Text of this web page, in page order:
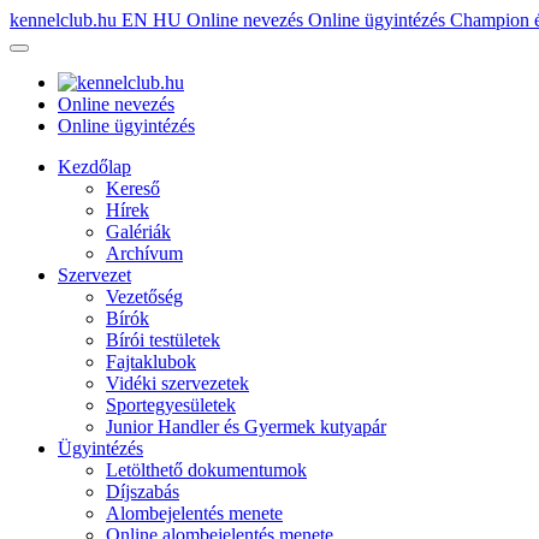
kennelclub.hu EN HU Online nevezés Online ügyintézés Champion
Online nevezés
Online ügyintézés
Kezdőlap
Kereső
Hírek
Galériák
Archívum
Szervezet
Vezetőség
Bírók
Bírói testületek
Fajtaklubok
Vidéki szervezetek
Sportegyesületek
Junior Handler és Gyermek kutyapár
Ügyintézés
Letölthető dokumentumok
Díjszabás
Alombejelentés menete
Online alombejelentés menete